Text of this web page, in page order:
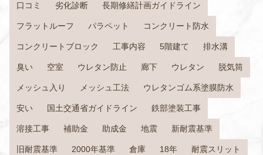
口コミ 劣化診断 長期修繕計画ガイドライン
フラットルーフ パラペット コンクリート防水
コンクリートブロック 工事内容 5階建て 排水溝
臭い 空室 ウレタン防止 廊下 ウレタン 脱気筒
メッシュ入り メッシュ工法 ウレタンゴム系塗膜防水
安い 国土交通省ガイドライン 鉄部塗装工事
溶接工事 補助金 助成金 地震 新耐震基準
旧耐震基準 2000年基準 倉庫 18年 耐震スリット